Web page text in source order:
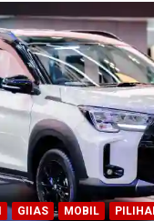
GIIAS MOBIL